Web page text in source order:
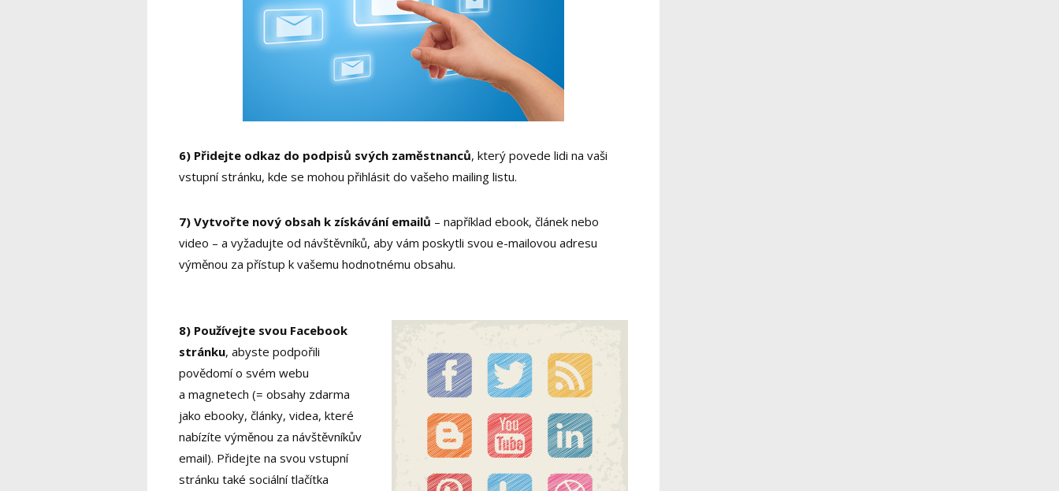
6) Přidejte odkaz do podpisů svých zaměstnanců, který povede lidi na vaši
vstupní stránku, kde se mohou přihlásit do vašeho mailing listu.
7) Vytvořte nový obsah k získávání emailů – například ebook, článek nebo
video – a vyžadujte od návštěvníků, aby vám poskytli svou e-mailovou adresu
výměnou za přístup k vašemu hodnotnému obsahu.
8) Používejte svou Facebook
stránku, abyste podpořili
povědomí o svém webu
a magnetech (= obsahy zdarma
jako ebooky, články, videa, které
nabízíte výměnou za návštěvníkův
email). Přidejte na svou vstupní
stránku také sociální tlačítka